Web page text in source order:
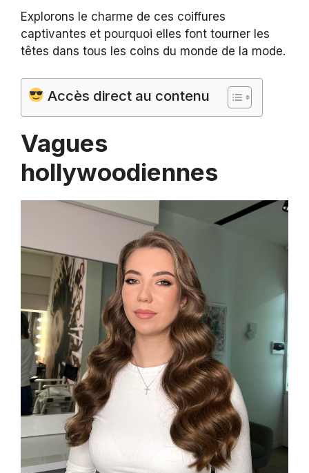
Explorons le charme de ces coiffures
captivantes et pourquoi elles font tourner les
têtes dans tous les coins du monde de la mode.
Accès direct au contenu
Vagues
hollywoodiennes